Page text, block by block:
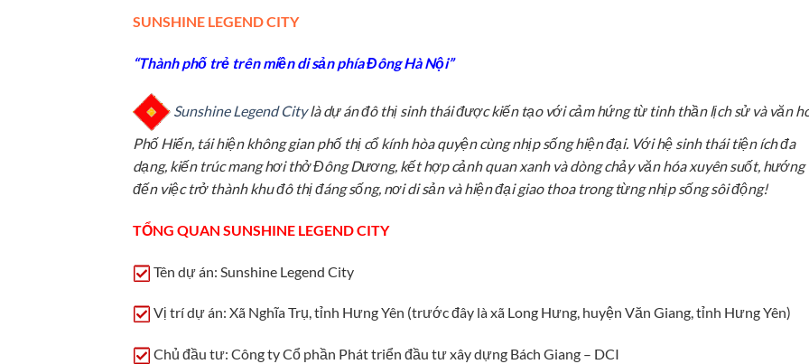
SUNSHINE LEGEND CITY
“Thành phố trẻ trên miền di sản phía Đông Hà Nội”
Sunshine Legend Citylà dự án đô thị sinh thái được kiến tạo với cảm hứng từ tinh thần lịch sử và văn
Phố Hiến, tái hiện không gian phố thị cổ kính hòa quyện cùng nhịp sống hiện đại. Với hệ sinh thái tiện ích đa
dạng, kiến trúc mang hơi thở Đông Dương, kết hợp cảnh quan xanh và dòng chảy văn hóa xuyên suốt, hướng
đến việc trở thành khu đô thị đáng sống, nơi di sản và hiện đại giao thoa trong từng nhịp sống sôi động!
TỔNG QUAN SUNSHINE LEGEND CITY
Tên dự án: Sunshine Legend City
Vị trí dự án: Xã Nghĩa Trụ, tỉnh Hưng Yên (trước đây là xã Long Hưng, huyện Văn Giang, tỉnh Hưng Yên)
Chủ đầu tư: Công ty Cổ phần Phát triển đầu tư xây dựng Bách Giang – DCI